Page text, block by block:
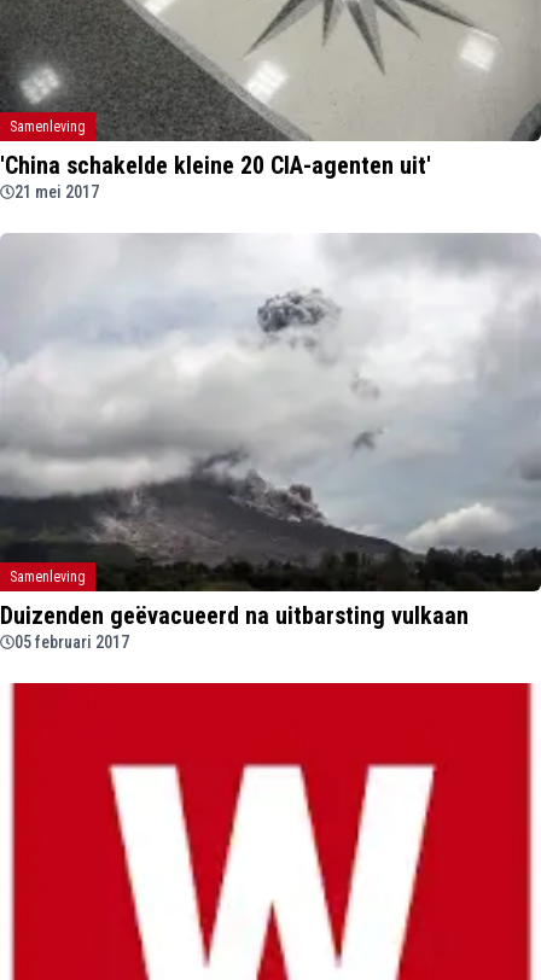
Samenleving
'China schakelde kleine 20 CIA-agenten uit'
21 mei 2017
Samenleving
Duizenden geëvacueerd na uitbarsting vulkaan
05 februari 2017